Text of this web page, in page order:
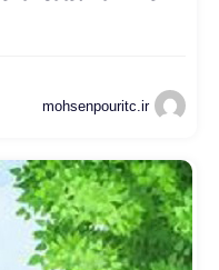
mohsenpouritc.ir